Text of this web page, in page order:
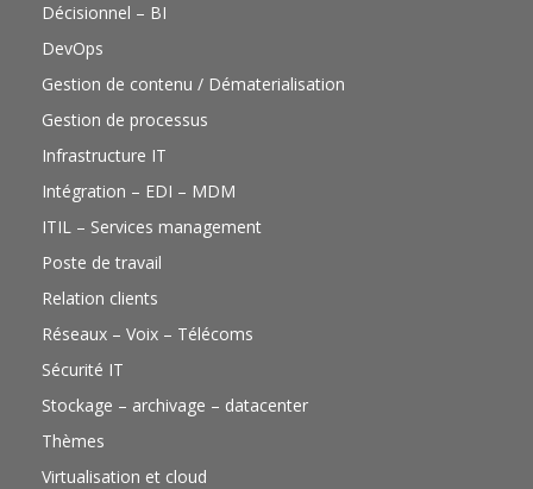
Décisionnel – BI
DevOps
Gestion de contenu / Dématerialisation
Gestion de processus
Infrastructure IT
Intégration – EDI – MDM
ITIL – Services management
Poste de travail
Relation clients
Réseaux – Voix – Télécoms
Sécurité IT
Stockage – archivage – datacenter
Thèmes
Virtualisation et cloud